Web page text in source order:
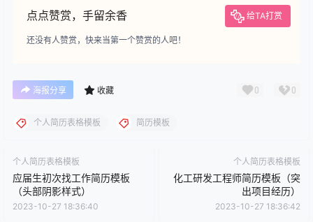
点点赞赏，手留余香 给TA打赏
还没有人赞赏，快来当第一个赞赏的人吧！
海报分享 收藏 0 0
个人简历表格模板 简历模板
个人简历表格模板
应届生初次找工作简历模板
（头部阴影样式）
2023-10-27 18:36:40
个人简历表格模板
化工研发工程师简历模板（突
出项目经历）
2023-10-27 18:36:42